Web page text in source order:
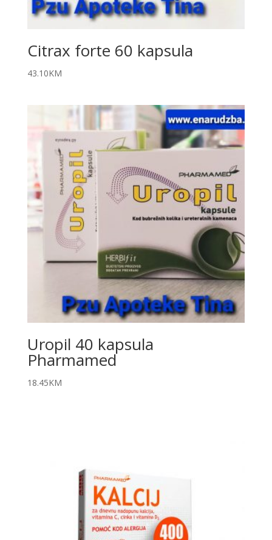
Citrax forte 60 kapsula
43.10KM
Uropil 40 kapsula
Pharmamed
18.45KM